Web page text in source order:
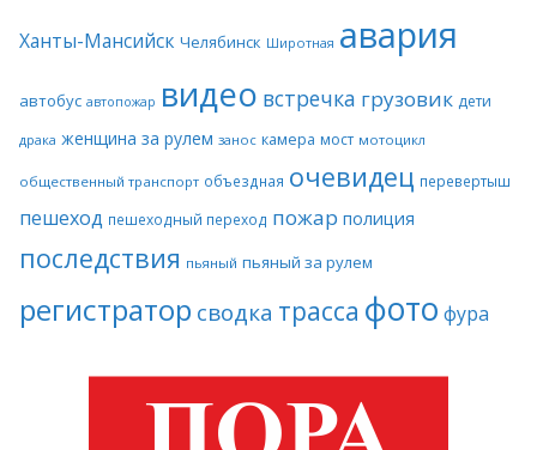
Ханты-Мансийск Челябинск Широтная авария
автобус автопожар видео встречка грузовик дети
драка женщина за рулем занос камера мост мотоцикл
общественный транспорт объездная очевидец перевертыш
пешеход пешеходный переход пожар полиция
последствия пьяный пьяный за рулем
регистратор сводка трасса фото фура